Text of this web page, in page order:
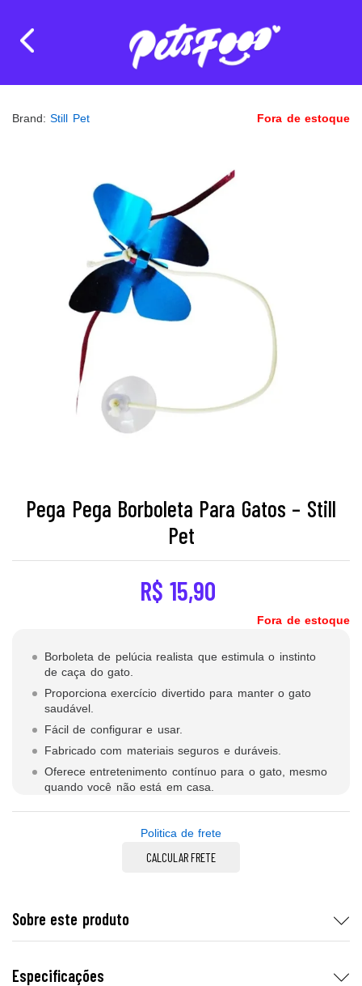
Brand:Still Pet Fora de estoque
Pega Pega Borboleta Para Gatos – Still
Pet
R$ 15,90
Fora de estoque
Borboleta de pelúcia realista que estimula o instinto
de caça do gato.
Proporciona exercício divertido para manter o gato
saudável.
Fácil de configurar e usar.
Fabricado com materiais seguros e duráveis.
Oferece entretenimento contínuo para o gato, mesmo
quando você não está em casa.
Politica de frete
CALCULAR FRETE
Sobre este produto
Especificações